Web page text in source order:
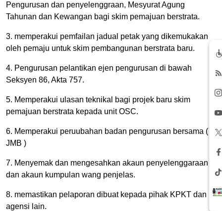
Pengurusan dan penyelenggraan, Mesyurat Agung
Tahunan dan Kewangan bagi skim pemajuan berstrata.
3. memperakui pemfailan jadual petak yang dikemukakan
oleh pemaju untuk skim pembangunan berstrata baru.
4. Pengurusan pelantikan ejen pengurusan di bawah
Seksyen 86, Akta 757.
5. Memperakui ulasan teknikal bagi projek baru skim
pemajuan berstrata kepada unit OSC.
6. Memperakui peruubahan badan pengurusan bersama (
JMB )
7. Menyemak dan mengesahkan akaun penyelenggaraan
dan akaun kumpulan wang penjelas.
8. memastikan pelaporan dibuat kepada pihak KPKT dan
agensi lain.